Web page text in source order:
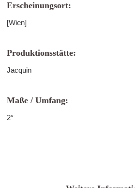
Erscheinungsort:
[Wien]
Produktionsstätte:
Jacquin
Maße / Umfang:
2°